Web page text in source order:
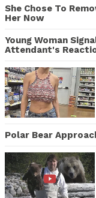
She Chose To
Her Now
Young Woman
Attendant's
Polar Bear